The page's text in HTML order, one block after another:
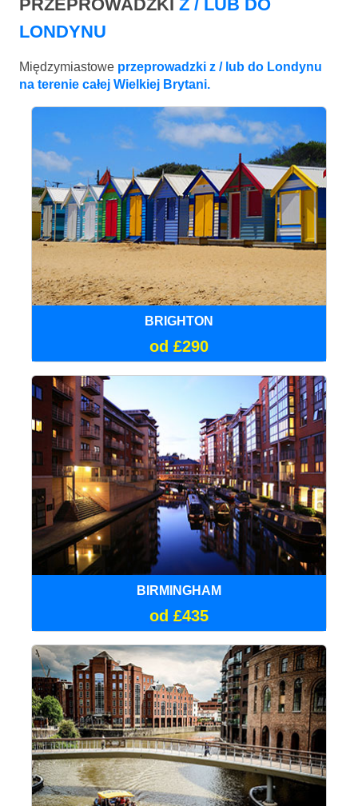
PRZEPROWADZKI Z / LUB DO
LONDYNU
Międzymiastowe przeprowadzki z / lub do Londynu
na terenie całej Wielkiej Brytani.
BRIGHTON
od £290
BIRMINGHAM
od £435